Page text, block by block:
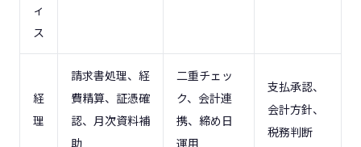
ィ
ス
経
理
請求書処理、経
費精算、証憑確
認、月次資料補
助
二重チェッ
ク、会計連
携、締め日
運用
支払承認、
会計方針、
税務判断